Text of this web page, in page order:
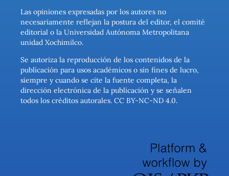
Las opiniones expresadas por los autores no
necesariamente reflejan la postura del editor, el comité
editorial o la Universidad Autónoma Metropolitana
unidad Xochimilco.
Se autoriza la reproducción de los contenidos de la
publicación para usos académicos o sin fines de lucro,
siempre y cuando se cite la fuente completa, la
dirección electrónica de la publicación y se señalen
todos los créditos autorales. CC BY-NC-ND 4.0.